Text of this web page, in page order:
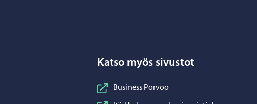
Katso myös sivustot
Business Porvoo